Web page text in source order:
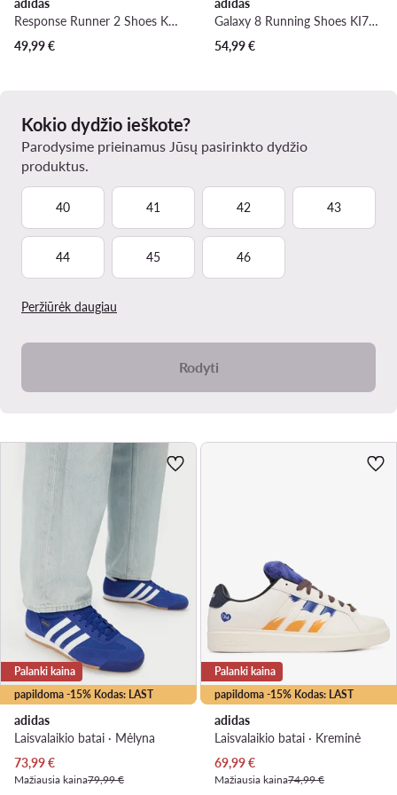
adidas
Response Runner 2 Shoes KJ1735 · Bėgimo batai
49,99€
adidas
Galaxy 8 Running Shoes KI7980 · Bėgimo batai
54,99€
Kokio dydžio ieškote?
Parodysime prieinamus Jūsų pasirinkto dydžio
produktus.
40 41 42 43
44 45 46
Peržiūrėk daugiau
Rodyti
papildoma -15% Kodas: LAST
Palanki kaina
adidas
Laisvalaikio batai · Mėlyna
Dabartinė kaina
73,99€
Mažiausia kaina79,99 €
papildoma -15% Kodas: LAST
Palanki kaina
adidas
Laisvalaikio batai · Kreminė
Dabartinė kaina
69,99€
Mažiausia kaina74,99 €